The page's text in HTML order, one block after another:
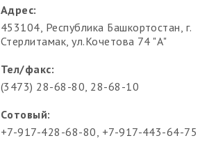
Адрес:
453104, Республика Башкортостан, г.
Стерлитамак, ул.Кочетова 74 "А"
Тел/факс:
(3473) 28-68-80, 28-68-10
Cотовый:
+7-917-428-68-80, +7-917-443-64-75